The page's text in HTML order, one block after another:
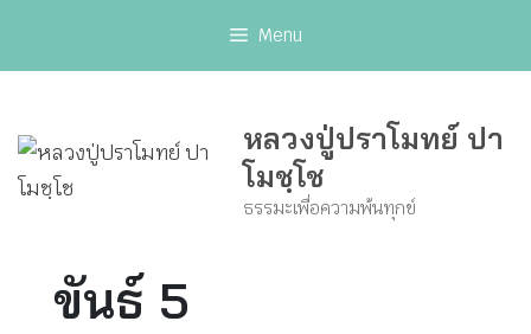
Menu
หลวงปู่ปราโมทย์ ปา
โมชฺโช
ธรรมะเพื่อความพ้นทุกข์
ขันธ์ 5